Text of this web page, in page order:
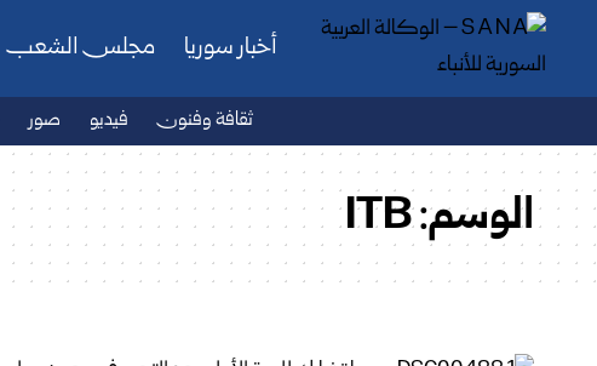
أخبار سوريا مجلس الشعب
ثقافة وفنون فيديو صور
الوسم:ITB